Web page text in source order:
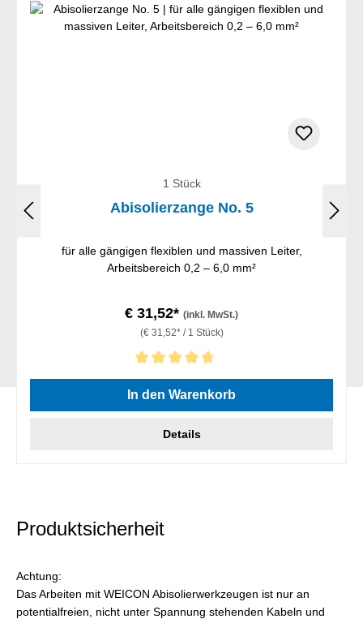
1 Stück
Abisolierzange No. 5
für alle gängigen flexiblen und massiven Leiter,
Arbeitsbereich 0,2 – 6,0 mm²
€ 31,52* (inkl. MwSt.)
(€ 31,52* / 1 Stück)
Durchschnittliche Bewertung von 4.86 von 5 Sternen
In den Warenkorb
Details
Produktsicherheit
Achtung:
Das Arbeiten mit WEICON Abisolierwerkzeugen ist nur an
potentialfreien, nicht unter Spannung stehenden Kabeln und